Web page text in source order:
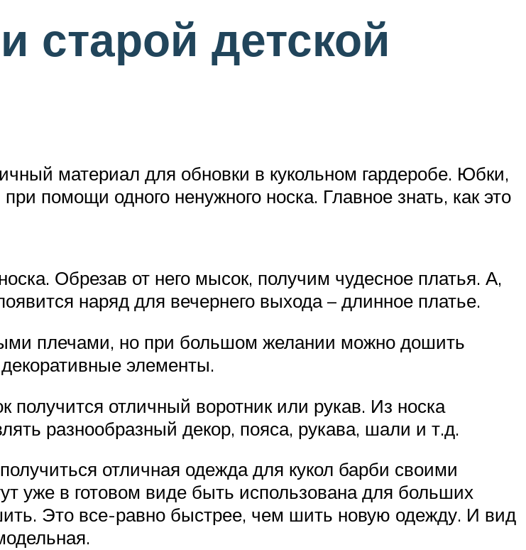
старой детской
материал для обновки в кукольном гардеробе. Юбки,
помощи одного ненужного носка. Главное знать, как это
Обрезав от него мысок, получим чудесное платья. А,
наряд для вечернего выхода – длинное платье.
плечами, но при большом желании можно дошить
элементы.
отличный воротник или рукав. Из носка
разнообразный декор, пояса, рукава, шали и т.д.
отличная одежда для кукол барби своими
уже в готовом виде быть использована для больших
Это все-равно быстрее, чем шить новую одежду. И вид